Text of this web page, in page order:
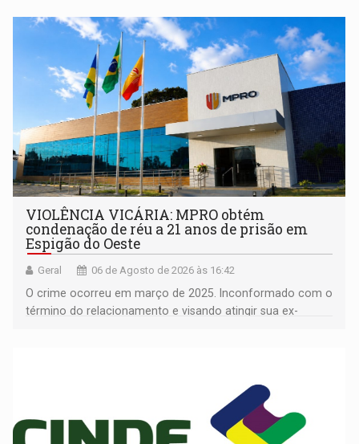
comunidade
VIOLÊNCIA VICÁRIA: MPRO obtém
condenação de réu a 21 anos de prisão em
Espigão do Oeste
Geral 06 de Agosto de 2026 às 16:42
O crime ocorreu em março de 2025. Inconformado com o
término do relacionamento e visando atingir sua ex-